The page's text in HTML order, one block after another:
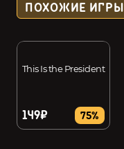
ПОХОЖИЕ ИГРЫ
This Is the President
149₽ 75%